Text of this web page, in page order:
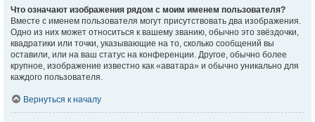
Что означают изображения рядом с моим именем пользователя?
Вместе с именем пользователя могут присутствовать два изображения.
Одно из них может относиться к вашему званию, обычно это звёздочки,
квадратики или точки, указывающие на то, сколько сообщений вы
оставили, или на ваш статус на конференции. Другое, обычно более
крупное, изображение известно как «аватара» и обычно уникально для
каждого пользователя.
Вернуться к началу